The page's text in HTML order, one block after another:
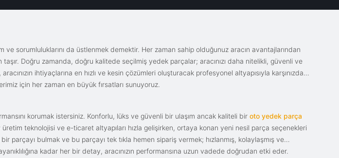
sorumluluklarını da üstlenmek demektir. Her zaman sahip olduğunuz aracın avantajlarından
Doğru zamanda, doğru kalitede seçilmiş yedek parçalar; aracınızı daha nitelikli, güvenli ve
ihtiyaçlarına en hızlı ve kesin çözümleri oluşturacak profesyonel altyapısıyla karşınızda.
için her zaman en büyük fırsatları sunuyoruz.
korumak istersiniz. Konforlu, lüks ve güvenli bir ulaşım ancak kaliteli bir oto yedek parça
teknolojisi ve e-ticaret altyapıları hızla gelişirken, ortaya konan yeni nesil parça seçenekleri
parçayı bulmak ve bu parçayı tek tıkla hemen sipariş vermek; hızlanmış, kolaylaşmış ve
kadar her bir detay, aracınızın performansına uzun vadede doğrudan etki eder.